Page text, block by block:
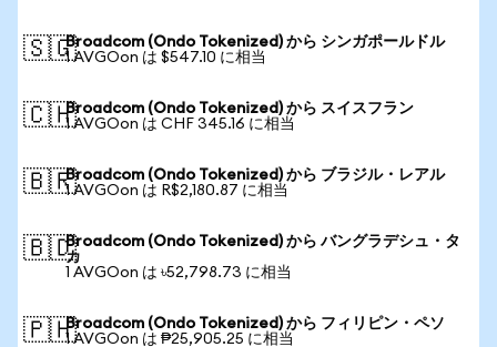
🇸🇬Broadcom (Ondo Tokenized) から シンガポールドル
1 AVGOon は $547.10 に相当
🇨🇭Broadcom (Ondo Tokenized) から スイスフラン
1 AVGOon は CHF 345.16 に相当
🇧🇷Broadcom (Ondo Tokenized) から ブラジル・レアル
1 AVGOon は R$2,180.87 に相当
🇧🇩Broadcom (Ondo Tokenized) から バングラデシュ・タ
カ
1 AVGOon は ৳52,798.73 に相当
🇵🇭Broadcom (Ondo Tokenized) から フィリピン・ペソ
1 AVGOon は ₱25,905.25 に相当